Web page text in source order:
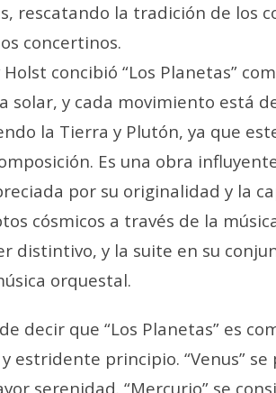
rescatando la tradición de los
concertinos.
Holst concibió “Los Planetas”
solar, y cada movimiento está
la Tierra y Plutón, ya que
Es una obra
por su originalidad y la
cósmicos a través de la
distintivo, y la suite en su
orquestal.
decir que “Los Planetas” es
y estridente principio. “Venus”
serenidad. “Mercurio” se